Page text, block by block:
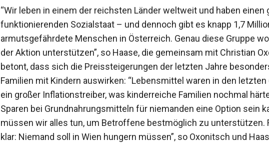
“Wir leben in einem der reichsten Länder weltweit und haben einen
funktionierenden Sozialstaat – und dennoch gibt es knapp 1,7
armutsgefährdete Menschen in Österreich. Genau diese Gruppe
der Aktion unterstützen”, so Haase, die gemeinsam mit Christian
betont, dass sich die Preissteigerungen der letzten Jahre
Familien mit Kindern auswirken: “Lebensmittel waren in den letzten
ein großer Inflationstreiber, was kinderreiche Familien nochmal
Sparen bei Grundnahrungsmitteln für niemanden eine Option sein
müssen wir alles tun, um Betroffene bestmöglich zu unterstützen.
klar: Niemand soll in Wien hungern müssen”, so Oxonitsch und